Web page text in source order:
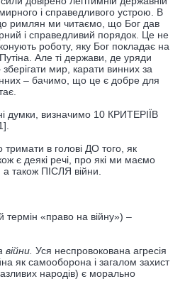
і справедливого устрою. В
римлян ми читаємо, що Бог дав
і справедливий порядок. Це не
роботу, яку Бог покладає на
Але ті держави, де уряди
мир, карати винних за
– бачимо, що це є добре для
думки, визначимо 10 КРИТЕРІЇВ
в голові ДО того, як
є деякі речі, про які ми маємо
також ПІСЛЯ війни.
термін «право на війну») –
Уся неспровокована агресія
як самооборона і загалом захист
народів) є морально